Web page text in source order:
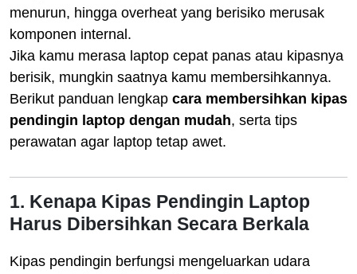
menurun, hingga overheat yang berisiko merusak
komponen internal.
Jika kamu merasa laptop cepat panas atau kipasnya
berisik, mungkin saatnya kamu membersihkannya.
Berikut panduan lengkap cara membersihkan kipas
pendingin laptop dengan mudah, serta tips
perawatan agar laptop tetap awet.
1. Kenapa Kipas Pendingin Laptop
Harus Dibersihkan Secara Berkala
Kipas pendingin berfungsi mengeluarkan udara